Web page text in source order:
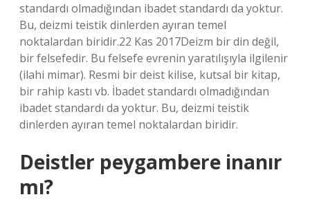
standardı olmadığından ibadet standardı da yoktur.
Bu, deizmi teistik dinlerden ayıran temel
noktalardan biridir.22 Kas 2017Deizm bir din değil,
bir felsefedir. Bu felsefe evrenin yaratılışıyla ilgilenir
(ilahi mimar). Resmi bir deist kilise, kutsal bir kitap,
bir rahip kastı vb. İbadet standardı olmadığından
ibadet standardı da yoktur. Bu, deizmi teistik
dinlerden ayıran temel noktalardan biridir.
Deistler peygambere inanır
mı?